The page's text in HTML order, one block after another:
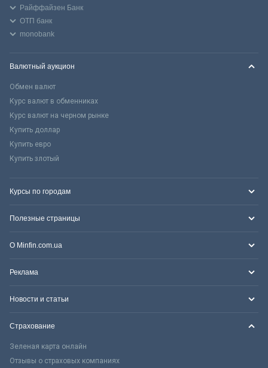
Райффайзен Банк
ОТП банк
monobank
Валютный аукцион
Обмен валют
Курс валют в обменниках
Курс валют на черном рынке
Купить доллар
Купить евро
Купить злотый
Курсы по городам
Полезные страницы
О Minfin.com.ua
Реклама
Новости и статьи
Страхование
Зеленая карта онлайн
Отзывы о страховых компаниях